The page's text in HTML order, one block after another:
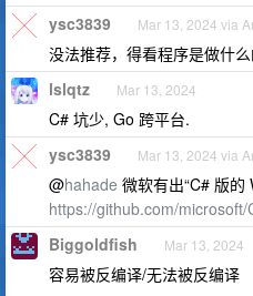
ysc3839 Mar 13, 2024 via
没法推荐，得看程序是做什
lslqtz Mar 13, 2024
C# 坑少, Go 跨平台.
ysc3839 Mar 13, 2024 via
@hahade 微软有出“C# 版的
https://github.com/microsoft/
Biggoldfish Mar 13, 2024
容易被反编译/无法被反编译